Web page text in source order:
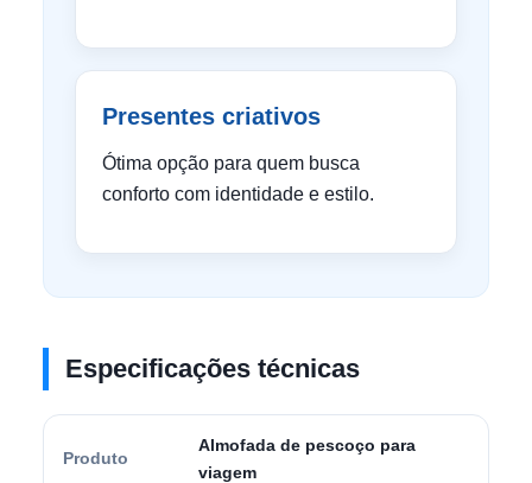
Presentes criativos
Ótima opção para quem busca
conforto com identidade e estilo.
Especificações técnicas
Produto
Almofada de pescoço para
viagem